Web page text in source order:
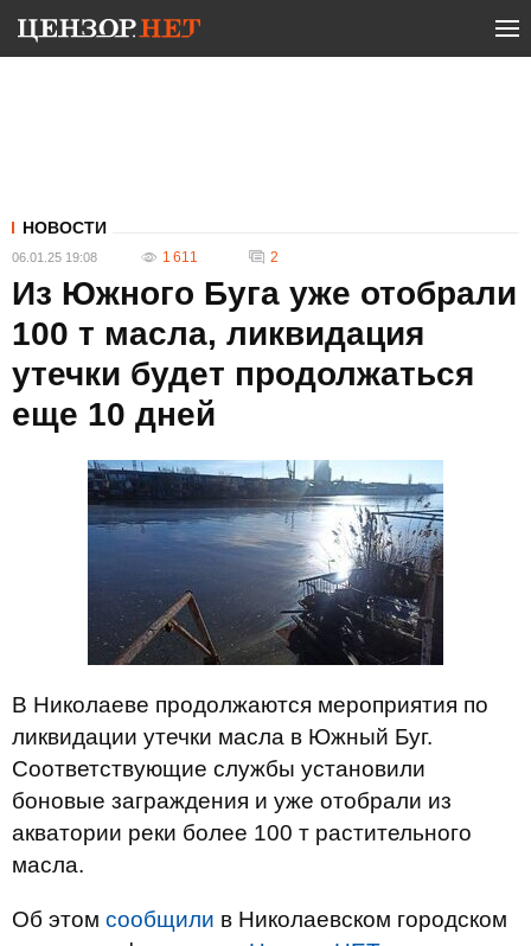
НОВОСТИ
06.01.25 19:08 1 611 2
Из Южного Буга уже отобрали
100 т масла, ликвидация
утечки будет продолжаться
еще 10 дней
В Николаеве продолжаются мероприятия по
ликвидации утечки масла в Южный Буг.
Соответствующие службы установили
боновые заграждения и уже отобрали из
акватории реки более 100 т растительного
масла.
Об этом сообщили в Николаевском городском